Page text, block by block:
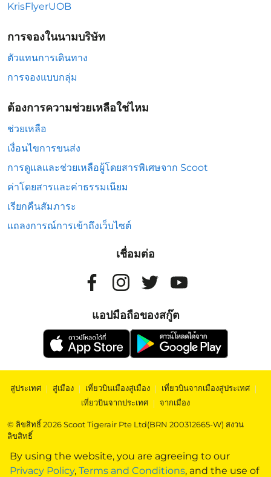
By using the website, you are agreeing to our
Privacy Policy, Terms and Conditions, and the use of
KrisFlyerUOB
การจองในนามบริษัท
ตัวแทนการเดินทาง
การจองแบบกลุ่ม
ต้องการความช่วยเหลือใช่ไหม
ช่วยเหลือ
เงื่อนไขการขนส่ง
การดูแลและช่วยเหลือผู้โดยสารพิเศษจาก Scoot
ค่าโดยสารและค่าธรรมเนียม
เรียกคืนสัมภาระ
แถลงการณ์การเข้าถึงเว็บไซต์
เชื่อมต่อ
แอปมือถือของสกู๊ต
สู่ประเทศ | สู่เมือง | เที่ยวบินเมืองสู่เมือง | เที่ยวบินจากเมืองสู่ประเทศ |
เที่ยวบินจากประเทศ | จากเมือง
© ลิขสิทธิ์ 2026 Scoot Tigerair Pte Ltd(BRN 200312665-W) สงวน
ลิขสิทธิ์